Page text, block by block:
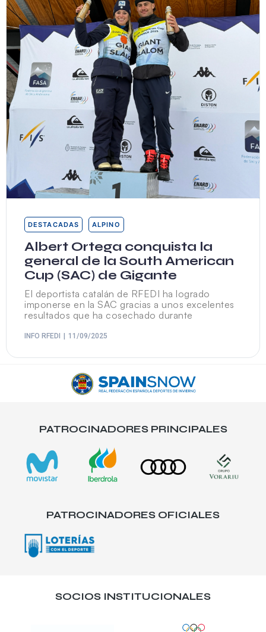
DESTACADAS ALPINO
Albert Ortega conquista la
general de la South American
Cup (SAC) de Gigante
El deportista catalán de RFEDI ha logrado
imponerse en la SAC gracias a unos excelentes
resultados que ha cosechado durante
INFO RFEDI 11/09/2025
PATROCINADORES PRINCIPALES
PATROCINADORES OFICIALES
SOCIOS INSTITUCIONALES